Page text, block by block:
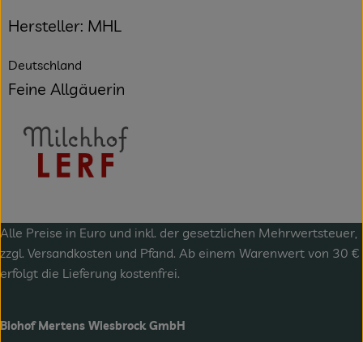
Hersteller: MHL
Deutschland
Feine Allgäuerin
Alle Preise in Euro und inkl. der gesetzlichen Mehrwertsteuer,
zzgl. Versandkosten und Pfand. Ab einem Warenwert von 30 €
erfolgt die Lieferung kostenfrei.
Biohof Mertens Wiesbrock GmbH